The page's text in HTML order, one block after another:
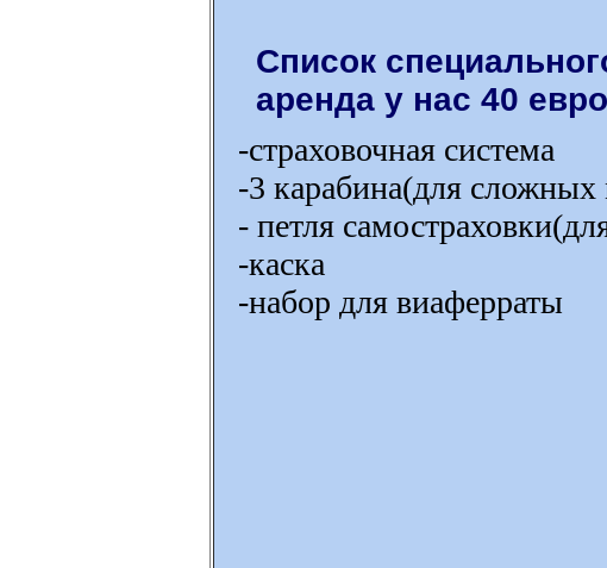
Список
аренда у нас 40
-страховочная система
-3 карабина(для
- петля
-каска
-набор для виаферраты